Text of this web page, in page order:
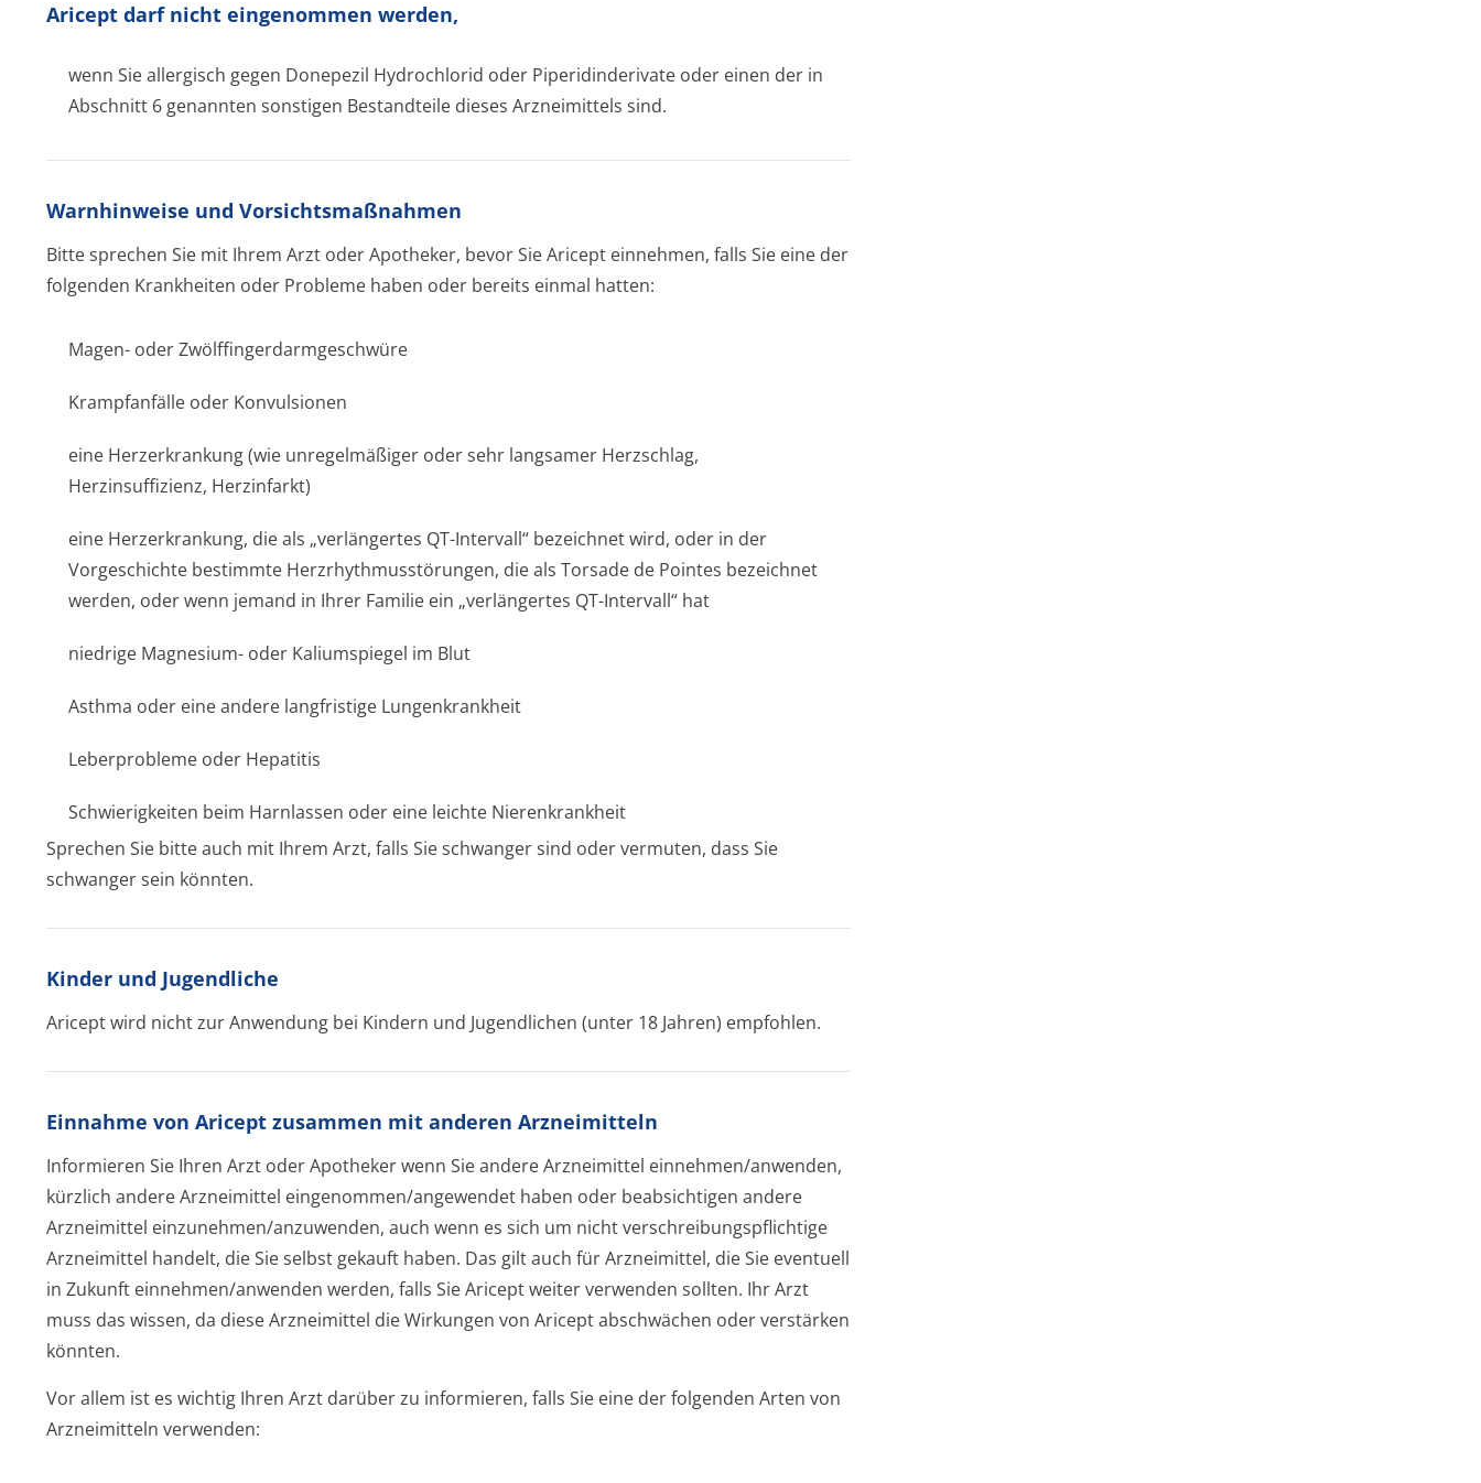
Aricept darf nicht eingenommen werden,
wenn Sie allergisch gegen Donepezil Hydrochlorid oder Piperidinderivate oder einen der in
Abschnitt 6 genannten sonstigen Bestandteile dieses Arzneimittels sind.
Warnhinweise und Vorsichtsmaßnahmen
Bitte sprechen Sie mit Ihrem Arzt oder Apotheker, bevor Sie Aricept einnehmen, falls Sie eine der
folgenden Krankheiten oder Probleme haben oder bereits einmal hatten:
Magen- oder Zwölffingerdar­mgeschwüre
Krampfanfälle oder Konvulsionen
eine Herzerkrankung (wie unregelmäßiger oder sehr langsamer Herzschlag,
Herzinsuffizienz, Herzinfarkt)
eine Herzerkrankung, die als „verlängertes QT-Intervall“ bezeichnet wird, oder in der
Vorgeschichte bestimmte Herzrhythmusstörun­gen, die als Torsade de Pointes bezeichnet
werden, oder wenn jemand in Ihrer Familie ein „verlängertes QT-Intervall“ hat
niedrige Magnesium- oder Kaliumspiegel im Blut
Asthma oder eine andere langfristige Lungenkrankheit
Leberprobleme oder Hepatitis
Schwierigkeiten beim Harnlassen oder eine leichte Nierenkrankheit
Sprechen Sie bitte auch mit Ihrem Arzt, falls Sie schwanger sind oder vermuten, dass Sie
schwanger sein könnten.
Kinder und Jugendliche
Aricept wird nicht zur Anwendung bei Kindern und Jugendlichen (unter 18 Jahren) empfohlen.
Einnahme von Aricept zusammen mit anderen Arzneimitteln
Informieren Sie Ihren Arzt oder Apotheker wenn Sie andere Arzneimittel einnehmen/anwenden,
kürzlich andere Arzneimittel eingenommen/an­gewendet haben oder beabsichtigen andere
Arzneimittel einzunehmen/an­zuwenden, auch wenn es sich um nicht verschreibungspflichti­ge
Arzneimittel handelt, die Sie selbst gekauft haben. Das gilt auch für Arzneimittel, die Sie eventuell
in Zukunft einnehmen/anwenden werden, falls Sie Aricept weiter verwenden sollten. Ihr Arzt
muss das wissen, da diese Arzneimittel die Wirkungen von Aricept abschwächen oder verstärken
könnten.
Vor allem ist es wichtig Ihren Arzt darüber zu informieren, falls Sie eine der folgenden Arten von
Arzneimitteln verwenden: